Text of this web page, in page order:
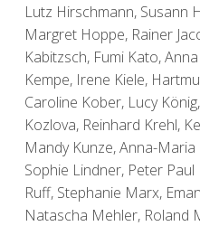
Lutz Hirschmann, Susann
Margret Hoppe, Rainer
Kabitzsch, Fumi Kato,
Kempe, Irene Kiele,
Caroline Kober, Lucy
Kozlova, Reinhard Krehl,
Mandy Kunze, Anna-
Sophie Lindner, Peter
Ruff, Stephanie Marx,
Natascha Mehler, Roland